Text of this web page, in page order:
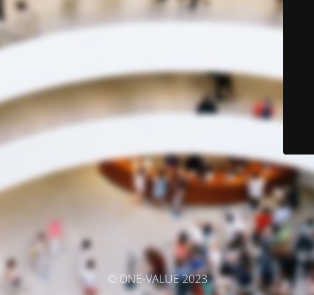
© ONE-VALUE 2023